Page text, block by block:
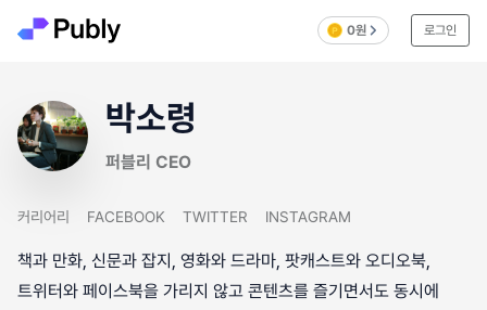
0원 로그인
박소령
퍼블리 CEO
커리어리 FACEBOOK TWITTER INSTAGRAM
책과 만화, 신문과 잡지, 영화와 드라마, 팟캐스트와 오디오북,
트위터와 페이스북을 가리지 않고 콘텐츠를 즐기면서도 동시에